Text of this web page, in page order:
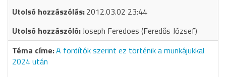
2012.03.02 23:44
Joseph Feredoes (Feredős József)
A fordítók szerint ez történik a munkájukkal
2024 után